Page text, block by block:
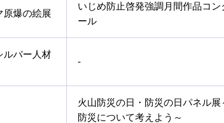
原爆の絵展
いじめ防止啓発強調月間作品コン
ール
ルバー人材
-
火山防災の日・防災の日パネル展
防災について考えよう～